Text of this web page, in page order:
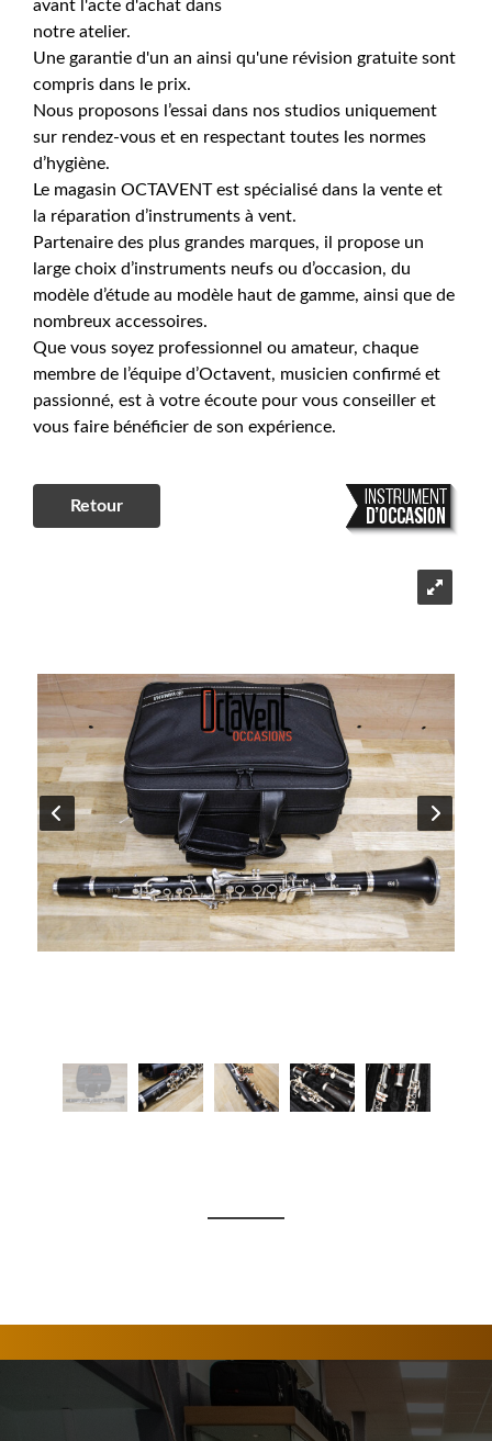
avant l'acte d'achat dans
notre atelier.
Une garantie d'un an ainsi qu'une révision gratuite sont
compris dans le prix.
Nous proposons l’essai dans nos studios uniquement
sur rendez-vous et en respectant toutes les normes
d’hygiène.
Le magasin OCTAVENT est spécialisé dans la vente et
la réparation d’instruments à vent.
Partenaire des plus grandes marques, il propose un
large choix d’instruments neufs ou d’occasion, du
modèle d’étude au modèle haut de gamme, ainsi que de
nombreux accessoires.
Que vous soyez professionnel ou amateur, chaque
membre de l’équipe d’Octavent, musicien confirmé et
passionné, est à votre écoute pour vous conseiller et
vous faire bénéficier de son expérience.
Retour